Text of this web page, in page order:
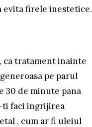
evita firele inestetice.
ca tratament inainte
pe parul
30 de minute pana
ti faci ingrijirea
, cum ar fi uleiul